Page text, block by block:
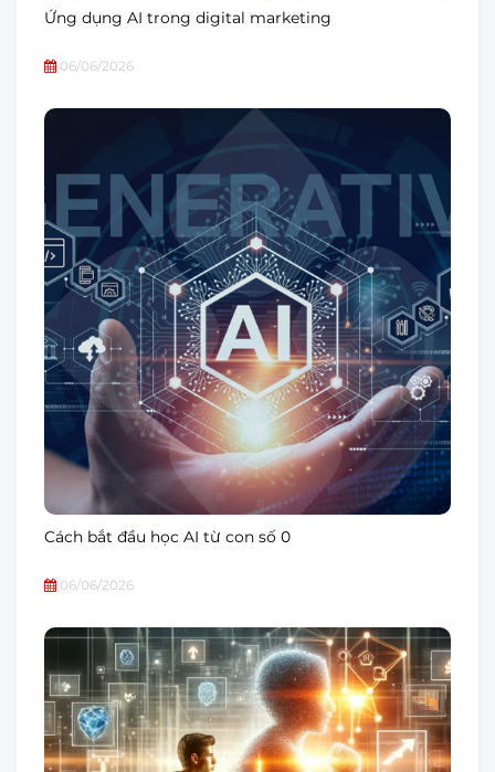
Ứng dụng AI trong digital marketing
06/06/2026
Cách bắt đầu học AI từ con số 0
06/06/2026